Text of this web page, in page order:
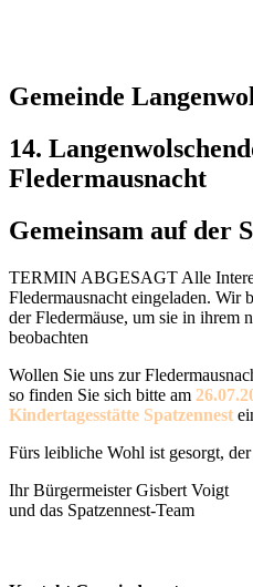
Gemeinde
14.
Fledermausnacht
Gemeinsam auf der
TERMIN ABGESAGT Alle
Fledermausnacht eingeladen. Wir
der Fledermäuse, um sie in ihrem
beobachten
Wollen Sie uns zur
so finden Sie sich bitte am
Kindertagesstätte Spatzennest
Fürs leibliche Wohl ist gesorgt,
Ihr Bürgermeister Gisbert Voigt
und das Spatzennest-Team